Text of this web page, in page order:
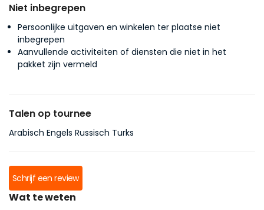
Niet inbegrepen
Persoonlijke uitgaven en winkelen ter plaatse niet
inbegrepen
Aanvullende activiteiten of diensten die niet in het
pakket zijn vermeld
Talen op tournee
Arabisch Engels Russisch Turks
Schrijf een review
Wat te weten